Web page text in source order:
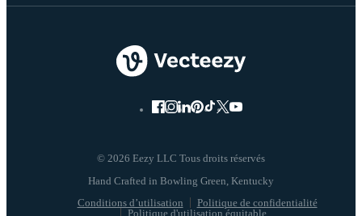
© 2026 Eezy LLC Tous droits réservés
Conditions d’utilisation
Politique de confidentialité
Politique d'utilisation équitable